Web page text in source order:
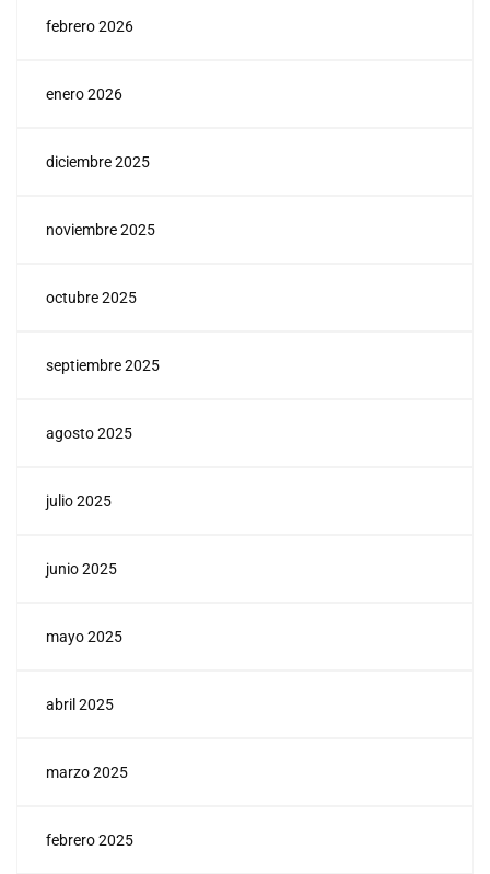
febrero 2026
enero 2026
diciembre 2025
noviembre 2025
octubre 2025
septiembre 2025
agosto 2025
julio 2025
junio 2025
mayo 2025
abril 2025
marzo 2025
febrero 2025